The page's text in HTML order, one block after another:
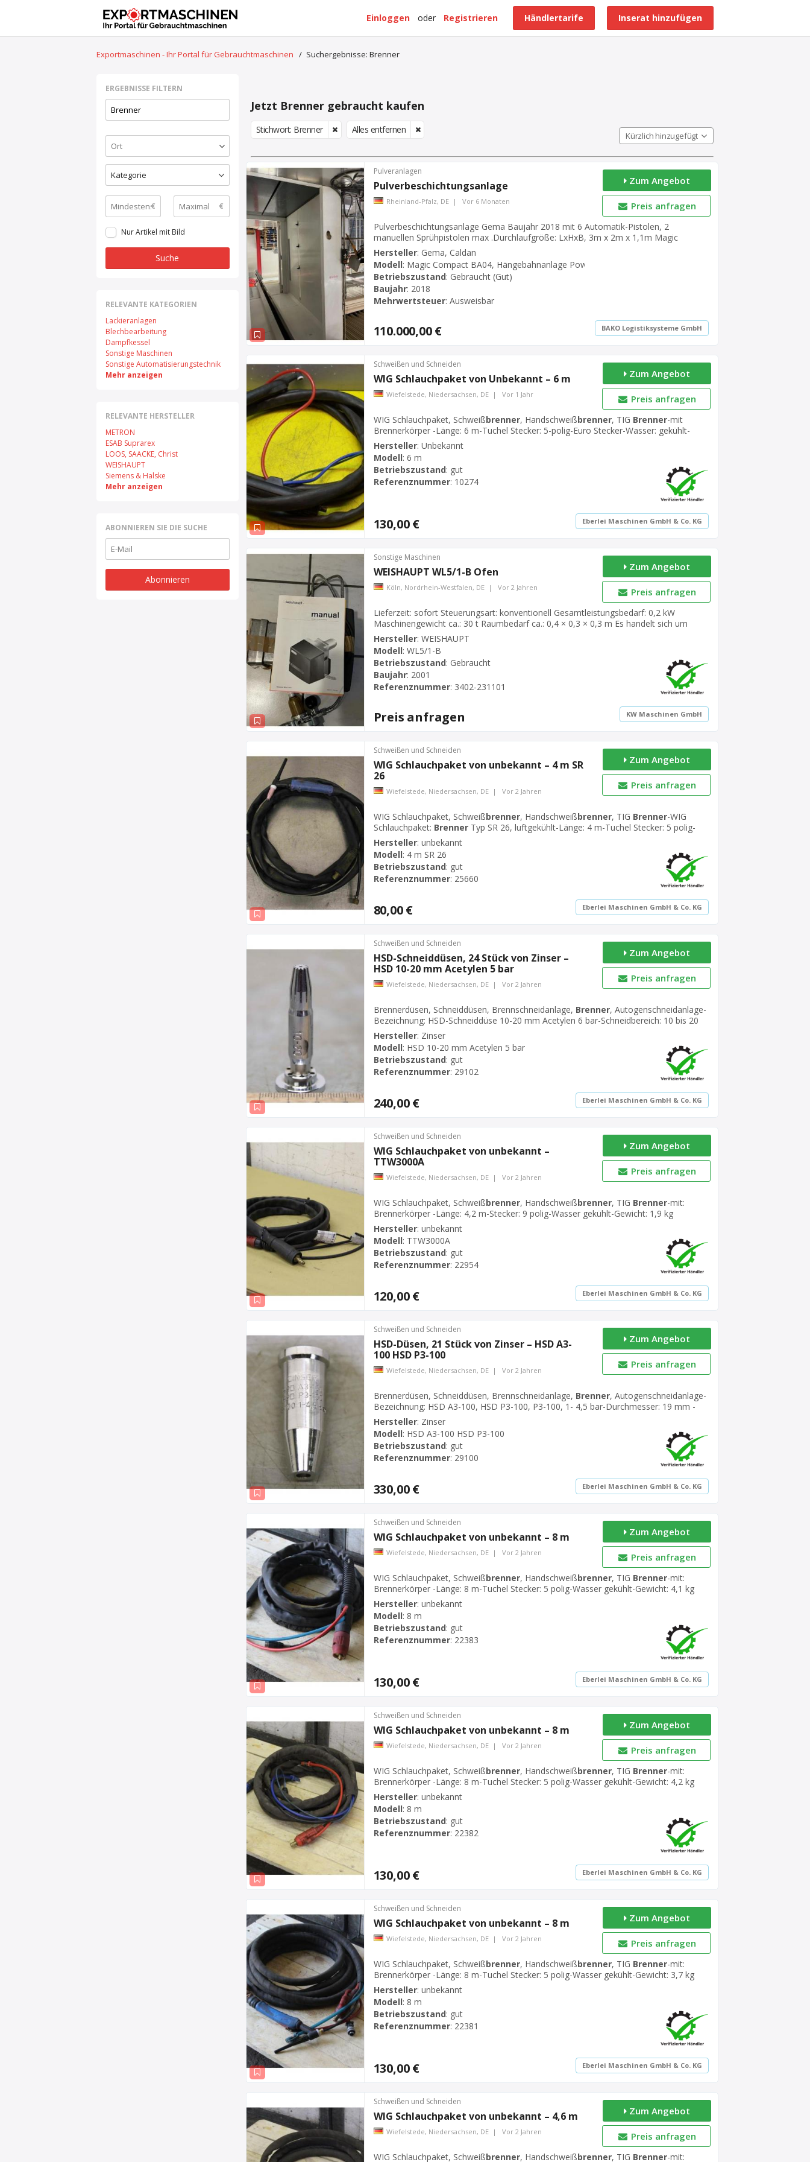
Inserat hinzufügen
Händlertarife
Registrieren
oder
Einloggen
Exportmaschinen - Ihr Portal für Gebrauchtmaschinen / Suchergebnisse: Brenner
ERGEBNISSE FILTERN
Kategorie
€ €
Nur Artikel mit Bild
Suche
RELEVANTE KATEGORIEN
Lackieranlagen
Blechbearbeitung
Dampfkessel
Sonstige Maschinen
Sonstige Automatisierungstechnik
Mehr anzeigen
RELEVANTE HERSTELLER
METRON
ESAB Suprarex
LOOS, SAACKE, Christ
WEISHAUPT
Siemens & Halske
Mehr anzeigen
ABONNIEREN SIE DIE SUCHE
Abonnieren
Jetzt Brenner gebraucht kaufen
Stichwort: Brenner Alles entfernen
Kürzlich hinzugefügt
Pulverbeschichtungsanlage Zum Angebot
Preis anfragen
Rheinland-Pfalz, DE | Vor 6 Monaten
Pulverbeschichtungsanlage Gema Baujahr 2018 mit 6 Automatik-Pistolen, 2
manuellen Sprühpistolen max .Durchlaufgröße: LxHxB, 3m x 2m x 1,1m Magic
Compact BA04 Farbwechselsystem Magic Compact BA4 OptiCenter OC2
Pulverbeschichtungsgerät OptiMatic AS06-8P Hubgeräte ZA7-23 Monozyklon 24.000
[Nm3/h] von Therma Nachfilter Abl...
Hersteller: Gema, Caldan
Modell: Magic Compact BA04, Hängebahnanlage Power-Free-Förderer von Caldan
Betriebszustand: Gebraucht (Gut)
Baujahr: 2018
Mehrwertsteuer: Ausweisbar
110.000,00 €
Pulveranlagen
BAKO Logistiksysteme GmbH
WIG Schlauchpaket von Unbekannt – 6 m Zum Angebot
Preis anfragen
Wiefelstede, Niedersachsen, DE | Vor 1 Jahr
WIG Schlauchpaket, Schweißbrenner, Handschweißbrenner, TIG Brenner-mit
Brennerkörper -Länge: 6 m-Tuchel Stecker: 5-polig-Euro Stecker-Wasser: gekühlt-
Anzahl: 1x Schlauchpakete vorhanden-Preis: pro Stück-Gewicht: 5 kg
Hersteller: Unbekannt
Modell: 6 m
Betriebszustand: gut
Referenznummer: 10274
130,00 €
Schweißen und Schneiden
Eberlei Maschinen GmbH & Co. KG
WEISHAUPT WL5/1-B Ofen Zum Angebot
Preis anfragen
Köln, Nordrhein-Westfalen, DE | Vor 2 Jahren
Lieferzeit: sofort Steuerungsart: konventionell Gesamtleistungsbedarf: 0,2 kW
Maschinengewicht ca.: 30 t Raumbedarf ca.: 0,4 × 0,3 × 0,3 m Es handelt sich um
einen Ölbrenner der Marke Weishaupt im sehr gepflegten Zustand. Verkauf erfolgt
wegen Umbaus auf Erdwärmepumpe.
Zuführungsschläuch...
Hersteller: WEISHAUPT
Modell: WL5/1-B
Betriebszustand: Gebraucht
Baujahr: 2001
Referenznummer: 3402-231101
Preis anfragen
Sonstige Maschinen
KW Maschinen GmbH
WIG Schlauchpaket von unbekannt – 4 m SR
26
Zum Angebot
Preis anfragen
Wiefelstede, Niedersachsen, DE | Vor 2 Jahren
WIG Schlauchpaket, Schweißbrenner, Handschweißbrenner, TIG Brenner-WIG
Schlauchpaket: BrennerTyp SR 26, luftgekühlt-Länge: 4 m-Tuchel Stecker: 5 polig-
Gewicht: 2,5 kg
Hersteller: unbekannt
Modell: 4 m SR 26
Betriebszustand: gut
Referenznummer: 25660
80,00 €
Schweißen und Schneiden
Eberlei Maschinen GmbH & Co. KG
HSD-Schneiddüsen, 24 Stück von Zinser –
HSD 10-20 mm Acetylen 5 bar
Zum Angebot
Preis anfragen
Wiefelstede, Niedersachsen, DE | Vor 2 Jahren
Brennerdüsen, Schneiddüsen, Brennschneidanlage, Brenner, Autogenschneidanlage-
Bezeichnung: HSD-Schneiddüse 10-20 mm Acetylen 6 bar-Schneidbereich: 10 bis 20
mm-Druck: 5 bar-Durchmesser: 19 mm -Länge: 47 mm-Anzahl: 24 Stück vorhanden-
Preis: komplett-Gesamtgewicht: 1,2 kg
Hersteller: Zinser
Modell: HSD 10-20 mm Acetylen 5 bar
Betriebszustand: gut
Referenznummer: 29102
240,00 €
Schweißen und Schneiden
Eberlei Maschinen GmbH & Co. KG
WIG Schlauchpaket von unbekannt –
TTW3000A
Zum Angebot
Preis anfragen
Wiefelstede, Niedersachsen, DE | Vor 2 Jahren
WIG Schlauchpaket, Schweißbrenner, Handschweißbrenner, TIG Brenner-mit:
Brennerkörper -Länge: 4,2 m-Stecker: 9 polig-Wasser gekühlt-Gewicht: 1,9 kg
Hersteller: unbekannt
Modell: TTW3000A
Betriebszustand: gut
Referenznummer: 22954
120,00 €
Schweißen und Schneiden
Eberlei Maschinen GmbH & Co. KG
HSD-Düsen, 21 Stück von Zinser – HSD A3-
100 HSD P3-100
Zum Angebot
Preis anfragen
Wiefelstede, Niedersachsen, DE | Vor 2 Jahren
Brennerdüsen, Schneiddüsen, Brennschneidanlage, Brenner, Autogenschneidanlage-
Bezeichnung: HSD A3-100, HSD P3-100, P3-100, 1- 4,5 bar-Durchmesser: 19 mm -
Länge: 45 mm-Anzahl: 21 Stück vorhanden-Preis: komplett-Gesamtgewicht: 0,5 kg
Hersteller: Zinser
Modell: HSD A3-100 HSD P3-100
Betriebszustand: gut
Referenznummer: 29100
330,00 €
Schweißen und Schneiden
Eberlei Maschinen GmbH & Co. KG
WIG Schlauchpaket von unbekannt – 8 m Zum Angebot
Preis anfragen
Wiefelstede, Niedersachsen, DE | Vor 2 Jahren
WIG Schlauchpaket, Schweißbrenner, Handschweißbrenner, TIG Brenner-mit:
Brennerkörper -Länge: 8 m-Tuchel Stecker: 5 polig-Wasser gekühlt-Gewicht: 4,1 kg
Hersteller: unbekannt
Modell: 8 m
Betriebszustand: gut
Referenznummer: 22383
130,00 €
Schweißen und Schneiden
Eberlei Maschinen GmbH & Co. KG
WIG Schlauchpaket von unbekannt – 8 m Zum Angebot
Preis anfragen
Wiefelstede, Niedersachsen, DE | Vor 2 Jahren
WIG Schlauchpaket, Schweißbrenner, Handschweißbrenner, TIG Brenner-mit:
Brennerkörper -Länge: 8 m-Tuchel Stecker: 5 polig-Wasser gekühlt-Gewicht: 4,2 kg
Hersteller: unbekannt
Modell: 8 m
Betriebszustand: gut
Referenznummer: 22382
130,00 €
Schweißen und Schneiden
Eberlei Maschinen GmbH & Co. KG
WIG Schlauchpaket von unbekannt – 8 m Zum Angebot
Preis anfragen
Wiefelstede, Niedersachsen, DE | Vor 2 Jahren
WIG Schlauchpaket, Schweißbrenner, Handschweißbrenner, TIG Brenner-mit:
Brennerkörper -Länge: 8 m-Tuchel Stecker: 5 polig-Wasser gekühlt-Gewicht: 3,7 kg
Hersteller: unbekannt
Modell: 8 m
Betriebszustand: gut
Referenznummer: 22381
130,00 €
Schweißen und Schneiden
Eberlei Maschinen GmbH & Co. KG
WIG Schlauchpaket von unbekannt – 4,6 m Zum Angebot
Preis anfragen
Wiefelstede, Niedersachsen, DE | Vor 2 Jahren
WIG Schlauchpaket, Schweißbrenner, Handschweißbrenner, TIG Brenner-mit:
Schweißen und Schneiden